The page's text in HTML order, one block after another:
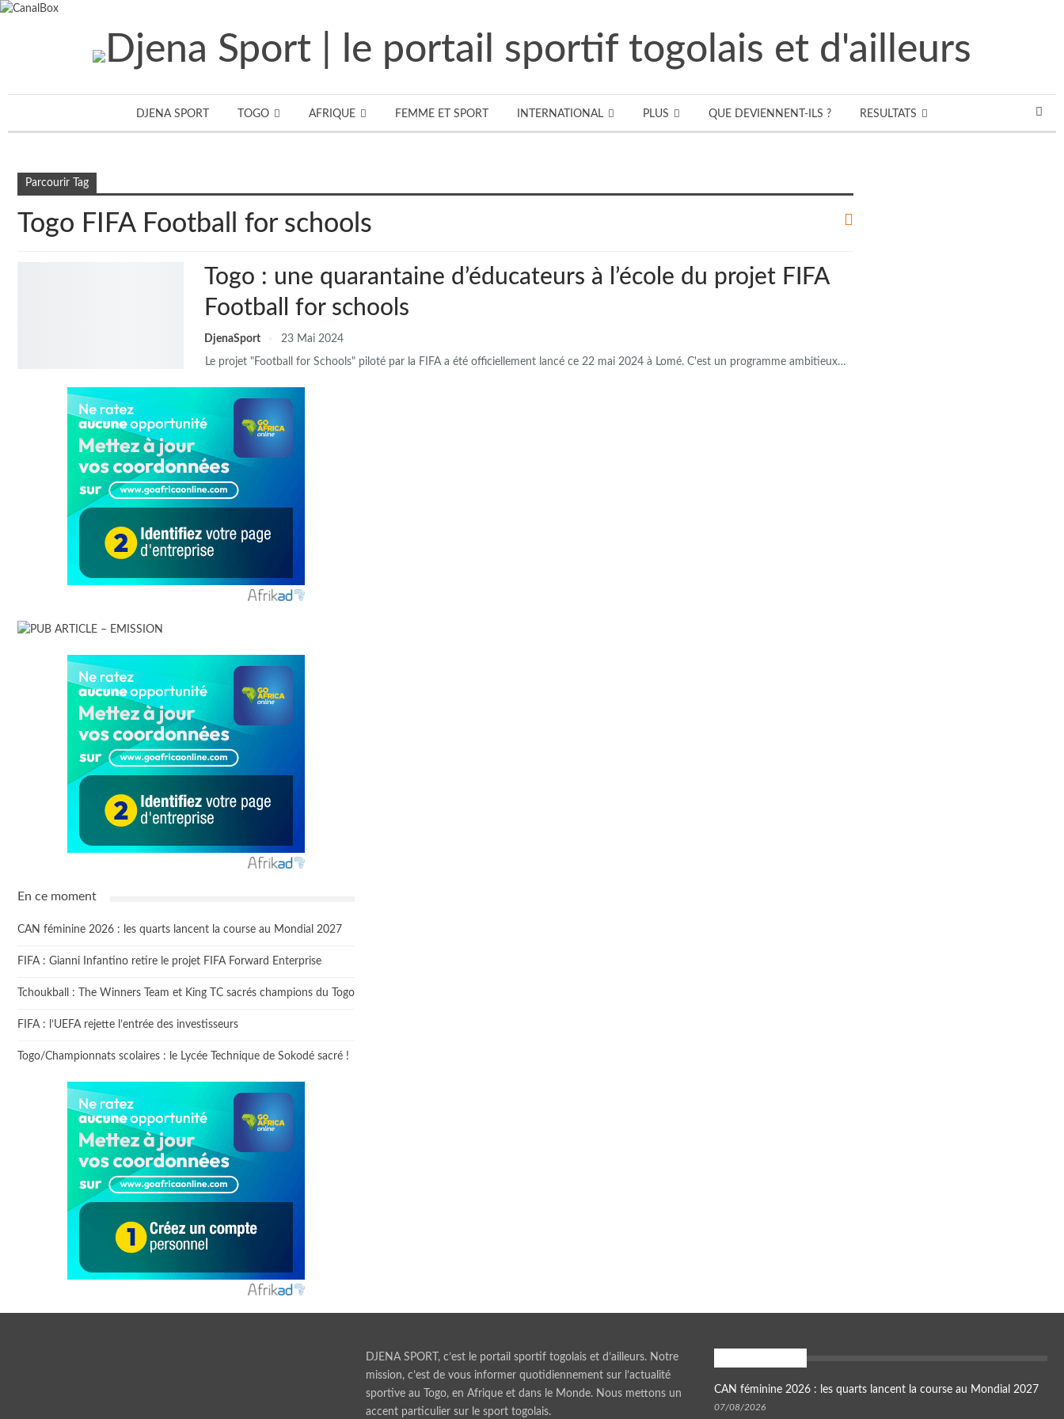
DJENA SPORT TOGO AFRIQUE FEMME ET SPORT INTERNATIONAL PLUS QUE DEVIENNENT-ILS ? RESULTATS
Parcourir Tag
Togo FIFA Football for schools
Togo : une quarantaine d’éducateurs à l’école du projet FIFA
Football for schools
DjenaSport 23 Mai 2024
Le projet "Football for Schools" piloté par la FIFA a été officiellement lancé ce 22 mai 2024 à Lomé. C'est un programme ambitieux…
En ce moment
CAN féminine 2026 : les quarts lancent la course au Mondial 2027
FIFA : Gianni Infantino retire le projet FIFA Forward Enterprise
Tchoukball : The Winners Team et King TC sacrés champions du Togo
FIFA : l’UEFA rejette l’entrée des investisseurs
Togo/Championnats scolaires : le Lycée Technique de Sokodé sacré !
DJENA SPORT, c’est le portail sportif togolais et d’ailleurs. Notre
mission, c’est de vous informer quotidiennement sur l’actualité
sportive au Togo, en Afrique et dans le Monde. Nous mettons un
accent particulier sur le sport togolais.
CAN féminine 2026 : les quarts lancent la course au Mondial 2027
07/08/2026